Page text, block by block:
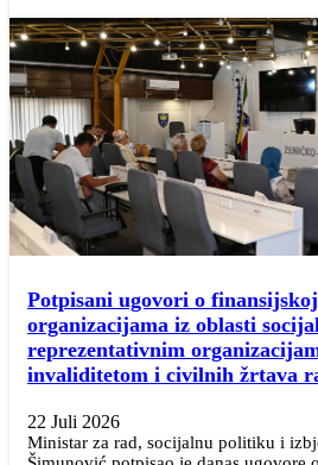
Potpisani ugovori o
organizacijama iz oblasti
reprezentativnim
invaliditetom i civilnih žrtava
22 Juli 2026
Ministar za rad, socijalnu politiku i